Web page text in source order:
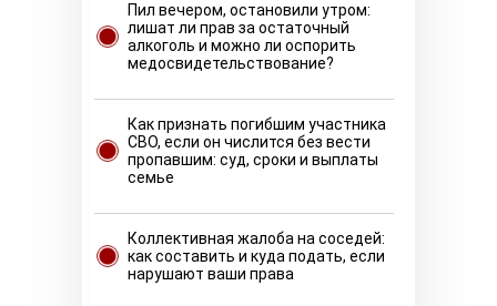
Пил вечером, остановили утром:
лишат ли прав за остаточный
алкоголь и можно ли оспорить
медосвидетельствование?
Как признать погибшим участника
СВО, если он числится без вести
пропавшим: суд, сроки и выплаты
семье
Коллективная жалоба на соседей:
как составить и куда подать, если
нарушают ваши права